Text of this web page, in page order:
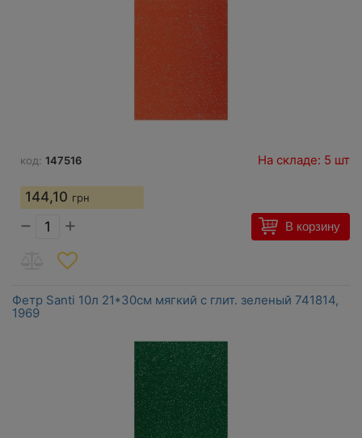
код: 147516 На складе: 5 шт
144,10 грн
− + В корзину
Фетр Santi 10л 21*30см мягкий с глит. зеленый 741814,
1969